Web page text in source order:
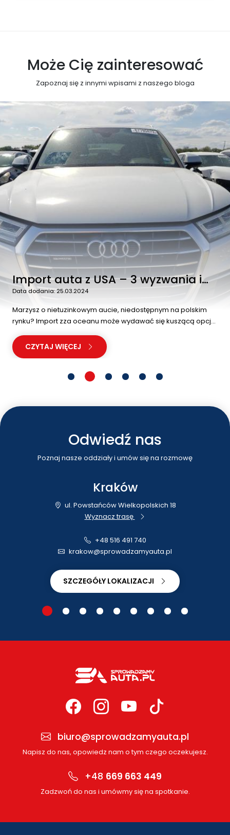
Może Cię zainteresować
Zapoznaj się z innymi wpisami z naszego bloga
Import auta z USA – 3 wyzwania i
jak im zaradzić
Data dodania: 25.03.2024
Marzysz o nietuzinkowym aucie, niedostępnym na polskim
rynku? Import zza oceanu może wydawać się kuszącą opcją.
CZYTAJ WIĘCEJ
Odwiedź nas
Poznaj nasze oddziały i umów się na rozmowę
Kraków
ul. Powstańców Wielkopolskich 18
Wyznacz trasę
+48 516 491 740
krakow@sprowadzamyauta.pl
SZCZEGÓŁY LOKALIZACJI
biuro@sprowadzamyauta.pl
Napisz do nas, opowiedz nam o tym czego oczekujesz.
+48 669 663 449
Zadzwoń do nas i umówmy się na spotkanie.